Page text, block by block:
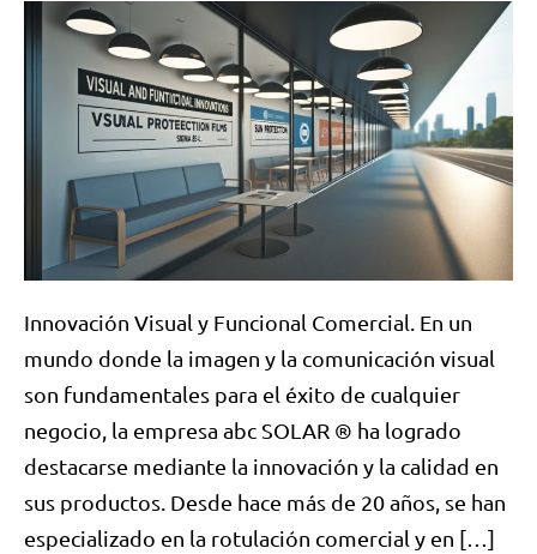
Innovación Visual y Funcional Comercial. En un
mundo donde la imagen y la comunicación visual
son fundamentales para el éxito de cualquier
negocio, la empresa abc SOLAR ® ha logrado
destacarse mediante la innovación y la calidad en
sus productos. Desde hace más de 20 años, se han
especializado en la rotulación comercial y en […]